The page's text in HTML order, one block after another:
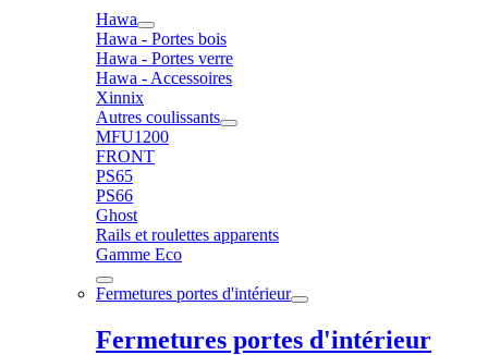
Hawa
Hawa - Portes bois
Hawa - Portes verre
Hawa - Accessoires
Xinnix
Autres coulissants
MFU1200
FRONT
PS65
PS66
Ghost
Rails et roulettes apparents
Gamme Eco
Fermetures portes d'intérieur
Fermetures portes d'intérieur